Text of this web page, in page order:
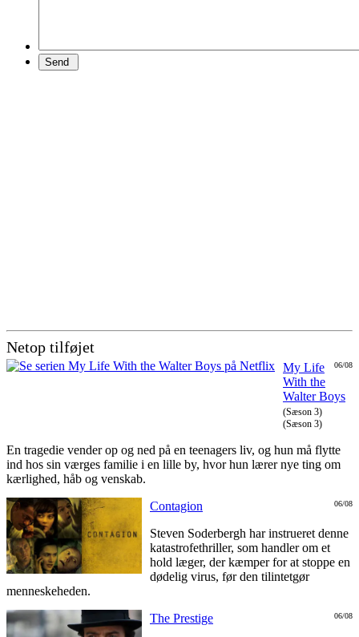
Netop tilføjet
06/08
My Life
With the
Walter Boys
(Sæson 3)
(Sæson 3)
En tragedie vender op og ned på en teenagers liv, og hun må flytte
ind hos sin værges familie i en lille by, hvor hun lærer nye ting om
kærlighed, håb og venskab.
06/08
Contagion
Steven Soderbergh har instrueret denne
katastrofethriller, som handler om et
hold læger, der kæmper for at stoppe en
dødelig virus, før den tilintetgør
menneskeheden.
06/08
The Prestige